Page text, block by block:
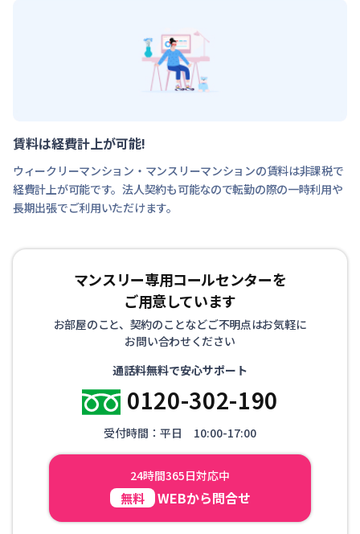
賃料は経費計上が可能!
ウィークリーマンション・マンスリーマンションの賃料は非課税で
経費計上が可能です。法人契約も可能なので転勤の際の一時利用や
長期出張でご利用いただけます。
マンスリー専用コールセンターを
ご用意しています
お部屋のこと、契約のことなどご不明点はお気軽に
お問い合わせください
通話料無料で安心サポート
0120-302-190
受付時間：平日 10:00-17:00
24時間365日対応中
無料 WEBから問合せ